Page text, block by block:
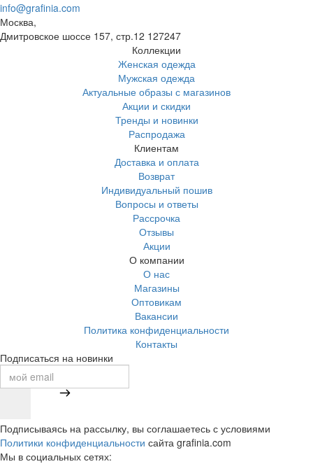
info@grafinia.com
Москва,
Дмитровское шоссе 157, стр.12 127247
Коллекции
Женская одежда
Мужская одежда
Актуальные образы с магазинов
Акции и скидки
Тренды и новинки
Распродажа
Клиентам
Доставка и оплата
Возврат
Индивидуальный пошив
Вопросы и ответы
Рассрочка
Отзывы
Акции
О компании
О нас
Магазины
Оптовикам
Вакансии
Политика конфиденциальности
Контакты
Подписаться на новинки
Подписываясь на рассылку, вы соглашаетесь с условиями
Политики конфиденциальности сайта grafinia.com
Мы в социальных сетях: